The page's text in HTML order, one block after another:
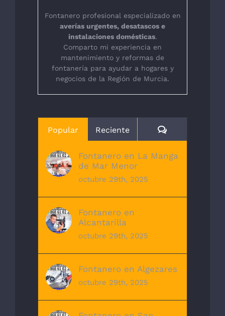
Fontanero profesional especializado en
averías urgentes, desatascos e
instalaciones domésticas.
Comparto mi experiencia en
mantenimiento y reformas de
fontanería para ayudar a hogares y
negocios de la Región de Murcia.
Popular Reciente Comentarios
Fontanero en La Manga
de Mar Menor
octubre 29th, 2025
Fontanero en
Alcantarilla
octubre 29th, 2025
Fontanero en Algezares
octubre 29th, 2025